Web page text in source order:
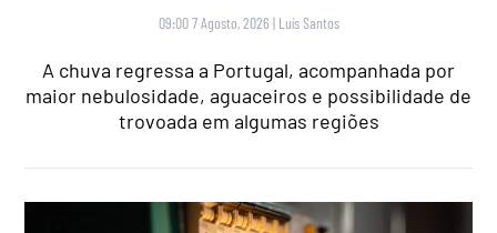
09:00 7 Agosto, 2026 | Luís Santos
A chuva regressa a Portugal, acompanhada por
maior nebulosidade, aguaceiros e possibilidade de
trovoada em algumas regiões